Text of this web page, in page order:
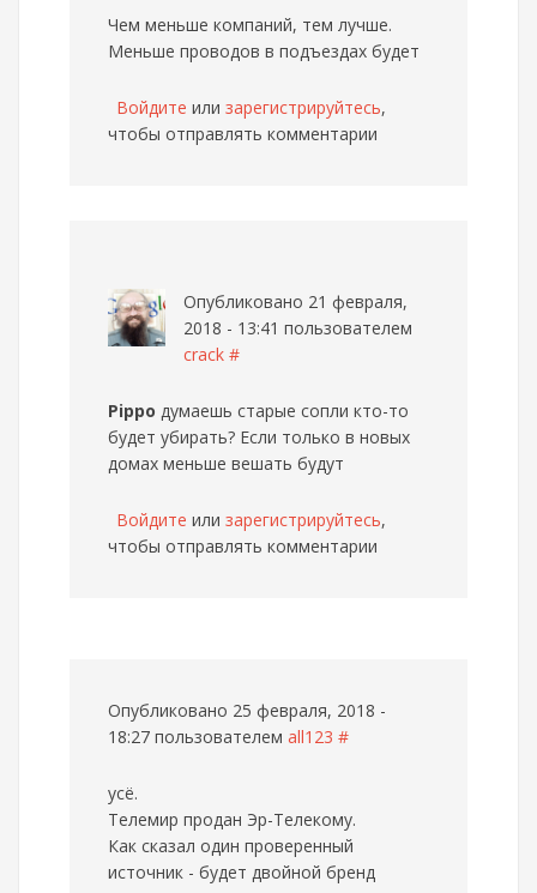
Чем меньше компаний, тем лучше.
Меньше проводов в подъездах будет
Войдите или зарегистрируйтесь,
чтобы отправлять комментарии
Опубликовано 21 февраля,
2018 - 13:41 пользователем
crack #
Pippo думаешь старые сопли кто-то
будет убирать? Если только в новых
домах меньше вешать будут
Войдите или зарегистрируйтесь,
чтобы отправлять комментарии
Опубликовано 25 февраля, 2018 -
18:27 пользователем all123 #
усё.
Телемир продан Эр-Телекому.
Как сказал один проверенный
источник - будет двойной бренд